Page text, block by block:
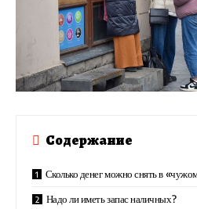
Содержание
Сколько денег можно снять в
Надо ли иметь запас наличных?